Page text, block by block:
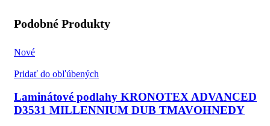
Podobné Produkty
Nové
Pridať do obľúbených
Laminátové podlahy KRONOTEX ADVANCED
D3531 MILLENNIUM DUB TMAVOHNEDY